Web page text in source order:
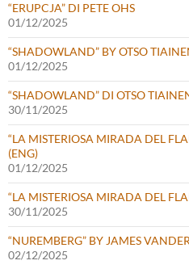
“ERUPCJA” DI PETE OHS
01/12/2025
“SHADOWLAND” BY OTSO
01/12/2025
“SHADOWLAND” DI OTSO
30/11/2025
“LA MISTERIOSA MIRADA DEL
(ENG)
01/12/2025
“LA MISTERIOSA MIRADA DEL
30/11/2025
“NUREMBERG” BY JAMES
02/12/2025